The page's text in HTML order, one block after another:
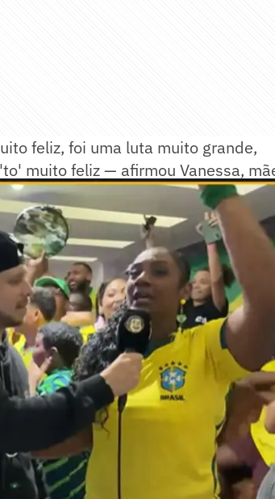
feliz, foi uma luta muito grande,
muito feliz — afirmou Vanessa,